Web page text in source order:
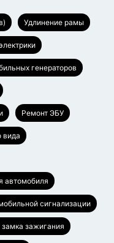
Удлинение рамы
генераторов
Ремонт ЭБУ
вида
автомобиля
сигнализации
замка зажигания